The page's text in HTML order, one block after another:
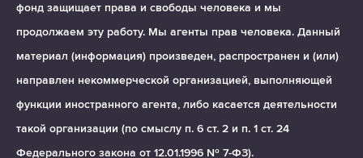
фонд защищает права и свободы человека и мы
продолжаем эту работу. Мы агенты прав человека. Данный
материал (информация) произведен, распространен и (или)
направлен некоммерческой организацией, выполняющей
функции иностранного агента, либо касается деятельности
такой организации (по смыслу п. 6 ст. 2 и п. 1 ст. 24
Федерального закона от 12.01.1996 № 7-ФЗ).